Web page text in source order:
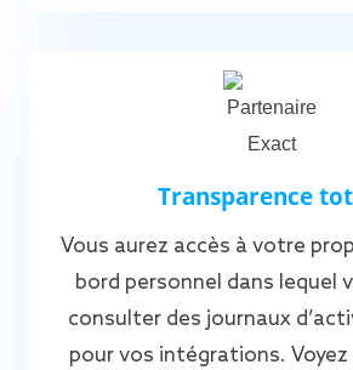
Transparence
Vous aurez accès à votre
bord personnel dans lequel
consulter des journaux
pour vos intégrations.